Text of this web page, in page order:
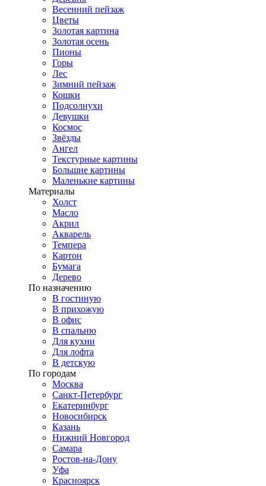
Весенний пейзаж
Цветы
Золотая картина
Золотая осень
Пионы
Горы
Лес
Зимний пейзаж
Кошки
Подсолнухи
Девушки
Космос
Звёзды
Ангел
Текстурные картины
Большие картины
Маленькие картины
Материалы
Холст
Масло
Акрил
Акварель
Темпера
Картон
Бумага
Дерево
По назначению
В гостиную
В прихожую
В офис
В спальню
Для кухни
Для лофта
В детскую
По городам
Москва
Санкт-Петербург
Екатеринбург
Новосибирск
Казань
Нижний Новгород
Самара
Ростов-на-Дону
Уфа
Красноярск